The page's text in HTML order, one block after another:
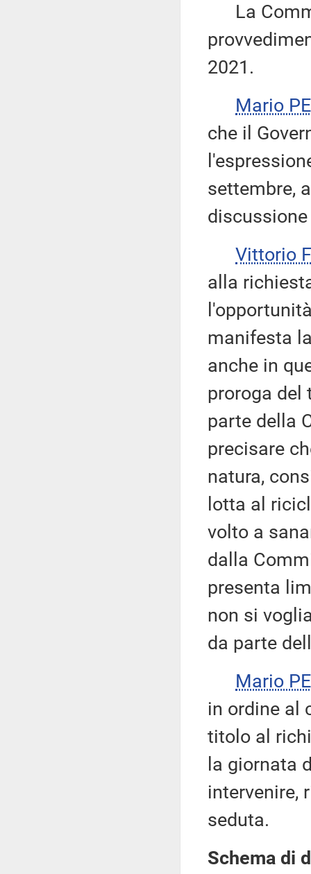
La
2021.
Mario
che il
settembre,
Vittorio
alla
manifesta
anche in
proroga del
parte della
precisare
natura,
lotta al
volto a
dalla
presenta
non si
da parte
Mario
in ordine al
titolo al
la giornata
intervenire,
seduta.
Schema di